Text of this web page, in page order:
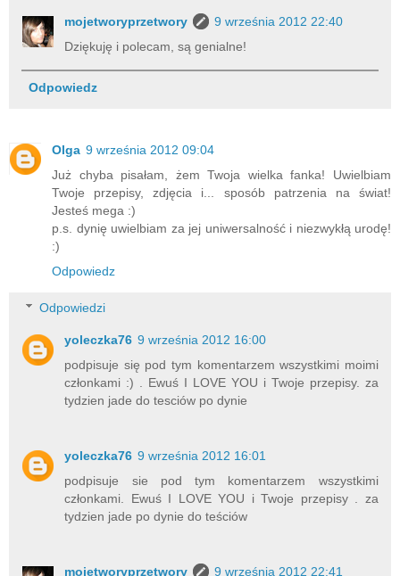
mojetworyprzetwory
9 września 2012 22:40
Dziękuję i polecam, są genialne!
Odpowiedz
Olga 9 września 2012 09:04
Już chyba pisałam, żem Twoja wielka fanka! Uwielbiam
Twoje przepisy, zdjęcia i... sposób patrzenia na świat!
Jesteś mega :)
p.s. dynię uwielbiam za jej uniwersalność i niezwykłą urodę!
:)
Odpowiedz
Odpowiedzi
yoleczka76 9 września 2012 16:00
podpisuje się pod tym komentarzem wszystkimi moimi
członkami :) . Ewuś I LOVE YOU i Twoje przepisy. za
tydzien jade do tesciów po dynie
yoleczka76 9 września 2012 16:01
podpisuje sie pod tym komentarzem wszystkimi
członkami. Ewuś I LOVE YOU i Twoje przepisy . za
tydzien jade po dynie do teściów
mojetworyprzetwory
9 września 2012 22:41